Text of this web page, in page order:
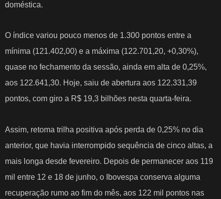
doméstica.
O índice variou pouco menos de 1.300 pontos entre a
mínima (121.402,00) e a máxima (122.701,20, +0,30%),
quase no fechamento da sessão, ainda em alta de 0,25%,
aos 122.641,30. Hoje, saiu de abertura aos 122.331,39
pontos, com giro a R$ 19,3 bilhões nesta quarta-feira.
Assim, retoma trilha positiva após perda de 0,25% no dia
anterior, que havia interrompido sequência de cinco altas, a
mais longa desde fevereiro. Depois de permanecer aos 119
mil entre 12 e 18 de junho, o Ibovespa conserva alguma
recuperação rumo ao fim do mês, aos 122 mil pontos nas